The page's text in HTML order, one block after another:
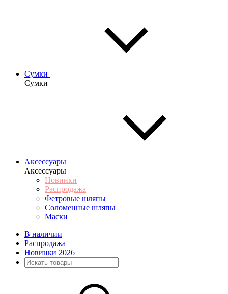
Сумки
Сумки
Аксессуары
Аксессуары
Новинки
Распродажа
Фетровые шляпы
Соломенные шляпы
Маски
В наличии
Распродажа
Новинки 2026